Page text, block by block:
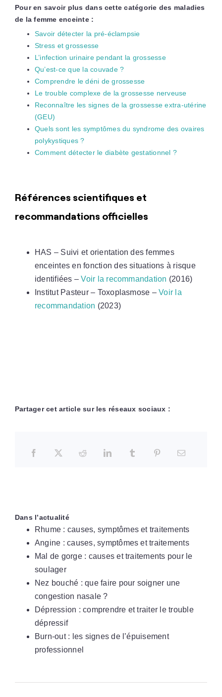
Pour en savoir plus dans cette catégorie des maladies
de la femme enceinte :
Savoir détecter la pré-éclampsie
Stress et grossesse
L’infection urinaire pendant la grossesse
Qu’est-ce que la couvade ?
Comprendre le déni de grossesse
Le trouble complexe de la grossesse nerveuse
Reconnaître les signes de la grossesse extra-utérine
(GEU)
Quels sont les symptômes du syndrome des ovaires
polykystiques ?
Comment détecter le diabète gestationnel ?
Références scientifiques et
recommandations officielles
HAS – Suivi et orientation des femmes
enceintes en fonction des situations à risque
identifiées –Voir la recommandation (2016)
Institut Pasteur – Toxoplasmose –Voir la
recommandation (2023)
Partager cet article sur les réseaux sociaux :
Dans l’actualité
Rhume : causes, symptômes et traitements
Angine : causes, symptômes et traitements
Mal de gorge : causes et traitements pour le
soulager
Nez bouché : que faire pour soigner une
congestion nasale ?
Dépression : comprendre et traiter le trouble
dépressif
Burn-out : les signes de l’épuisement
professionnel